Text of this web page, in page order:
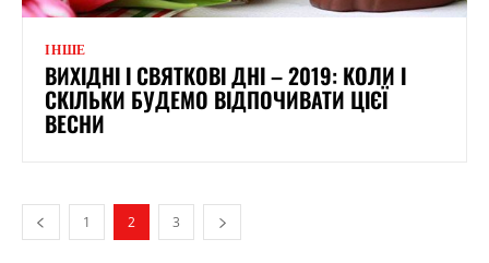
ІНШЕ
ВИХІДНІ І СВЯТКОВІ ДНІ – 2019: КОЛИ І
СКІЛЬКИ БУДЕМО ВІДПОЧИВАТИ ЦІЄЇ
ВЕСНИ
1 2 3